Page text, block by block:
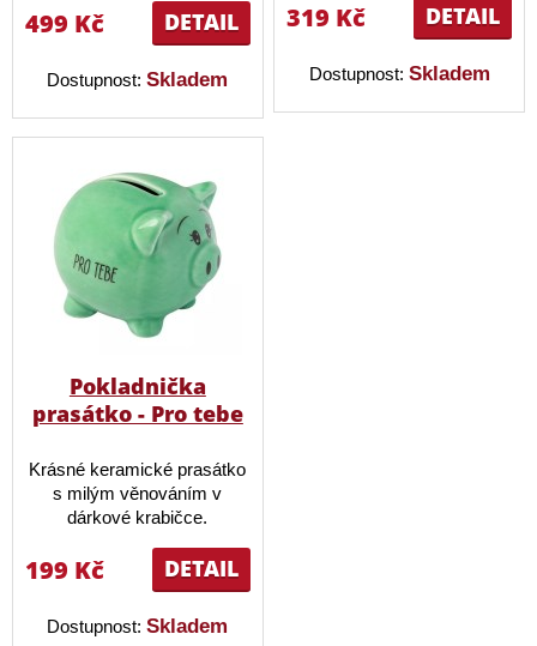
DETAIL
499 Kč
Dostupnost:Skladem
DETAIL
319 Kč
Dostupnost: Skladem
Pokladnička
prasátko - Pro tebe
Krásné keramické prasátko
s milým věnováním v
dárkové krabičce.
DETAIL
199 Kč
Dostupnost:Skladem